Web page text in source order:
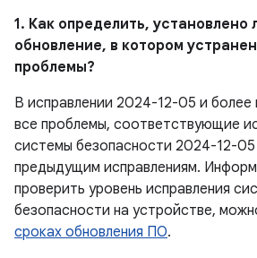
1. Как определить, установлено
обновление, в котором
проблемы?
В исправлении 2024-12-05 и более
все проблемы, соответствующие
системы безопасности 2024-12-05
предыдущим исправлениям.
проверить уровень исправления
безопасности на устройстве,
сроках обновления ПО.